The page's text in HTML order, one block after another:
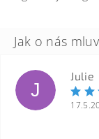
J
Julie